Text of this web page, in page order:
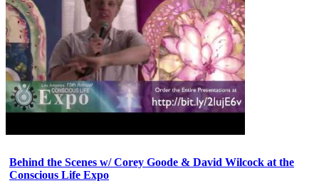
Behind the Scenes w/ Corey Goode & David Wilcock at the
Conscious Life Expo